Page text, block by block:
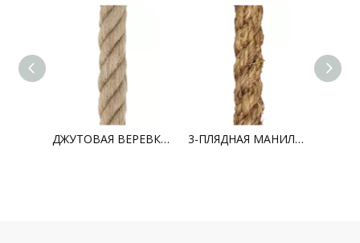
ДЖУТОВАЯ ВЕРЕВКА ИЗ 3 ПРЯДЕЙ 3-ПЛЯДНАЯ МАНИЛСКАЯ ВЕРЕВКА